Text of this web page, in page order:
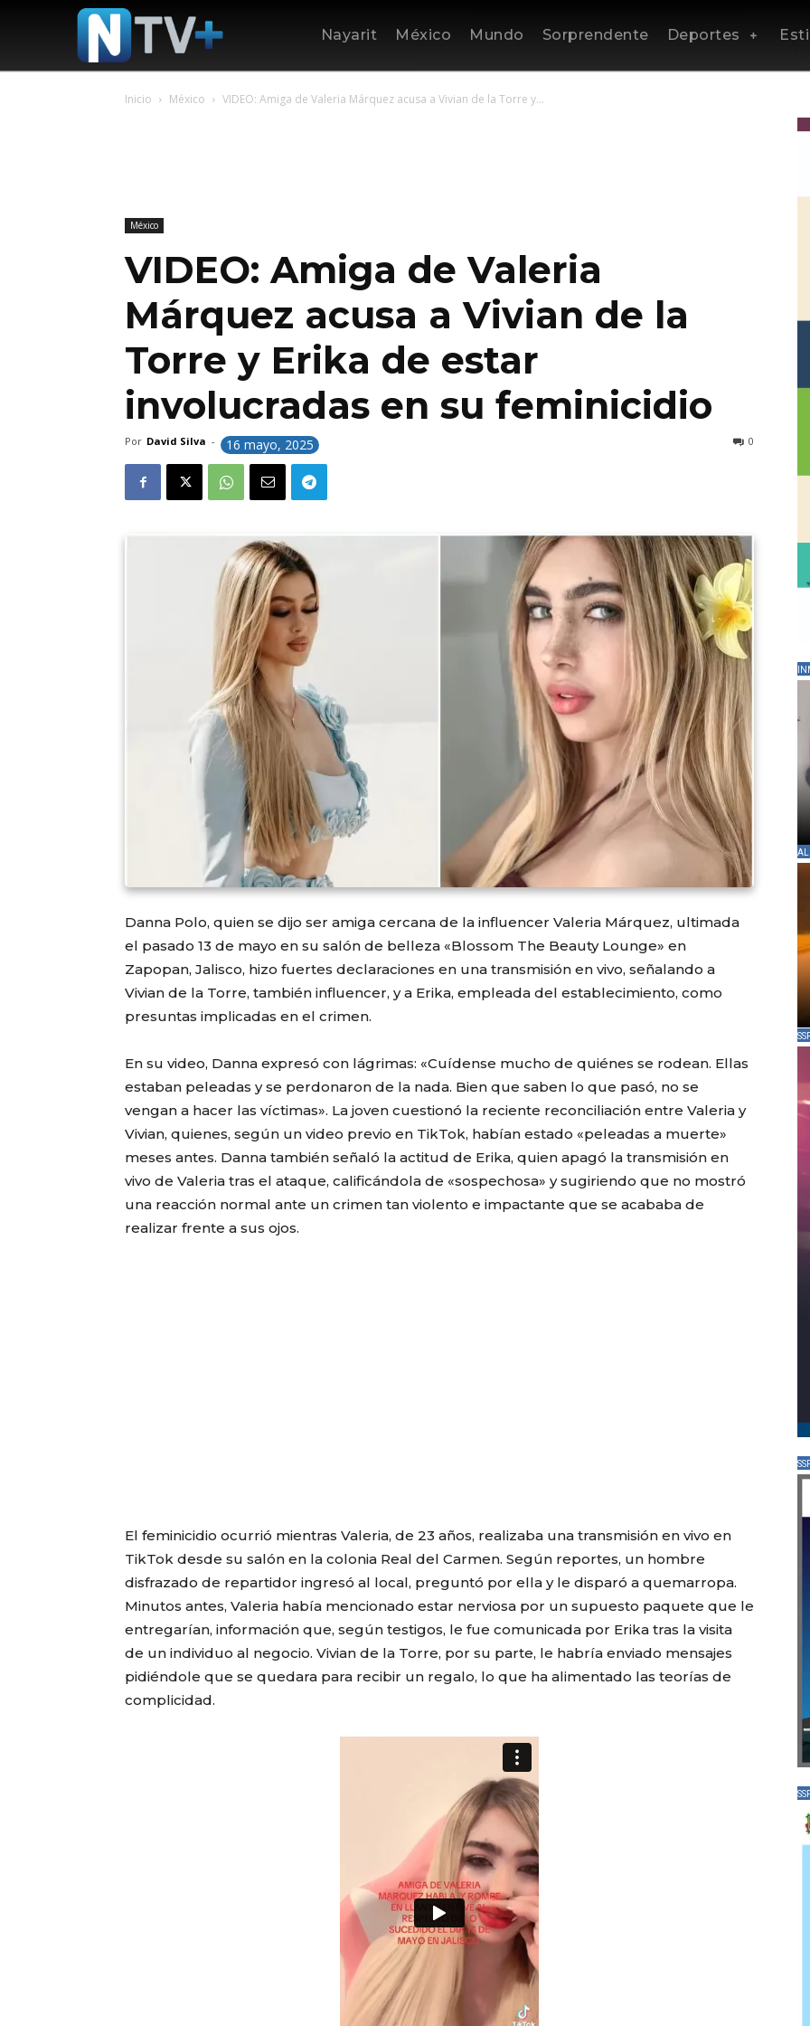
Nayarit México Mundo Sorprendente Deportes
Inicio México VIDEO: Amiga de Valeria Márquez acusa a Vivian de la Torre y...
México
VIDEO: Amiga de Valeria
Márquez acusa a Vivian de la
Torre y Erika de estar
involucradas en su feminicidio
Por David Silva - 16 mayo, 2025 0
Danna Polo, quien se dijo ser amiga cercana de la influencer Valeria Márquez, ultimada
el pasado 13 de mayo en su salón de belleza «Blossom The Beauty Lounge» en
Zapopan, Jalisco, hizo fuertes declaraciones en una transmisión en vivo, señalando a
Vivian de la Torre, también influencer, y a Erika, empleada del establecimiento, como
presuntas implicadas en el crimen.
En su video, Danna expresó con lágrimas: «Cuídense mucho de quiénes se rodean. Ellas
estaban peleadas y se perdonaron de la nada. Bien que saben lo que pasó, no se
vengan a hacer las víctimas». La joven cuestionó la reciente reconciliación entre Valeria y
Vivian, quienes, según un video previo en TikTok, habían estado «peleadas a muerte»
meses antes. Danna también señaló la actitud de Erika, quien apagó la transmisión en
vivo de Valeria tras el ataque, calificándola de «sospechosa» y sugiriendo que no mostró
una reacción normal ante un crimen tan violento e impactante que se acababa de
realizar frente a sus ojos.
El feminicidio ocurrió mientras Valeria, de 23 años, realizaba una transmisión en vivo en
TikTok desde su salón en la colonia Real del Carmen. Según reportes, un hombre
disfrazado de repartidor ingresó al local, preguntó por ella y le disparó a quemarropa.
Minutos antes, Valeria había mencionado estar nerviosa por un supuesto paquete que le
entregarían, información que, según testigos, le fue comunicada por Erika tras la visita
de un individuo al negocio. Vivian de la Torre, por su parte, le habría enviado mensajes
pidiéndole que se quedara para recibir un regalo, lo que ha alimentado las teorías de
complicidad.